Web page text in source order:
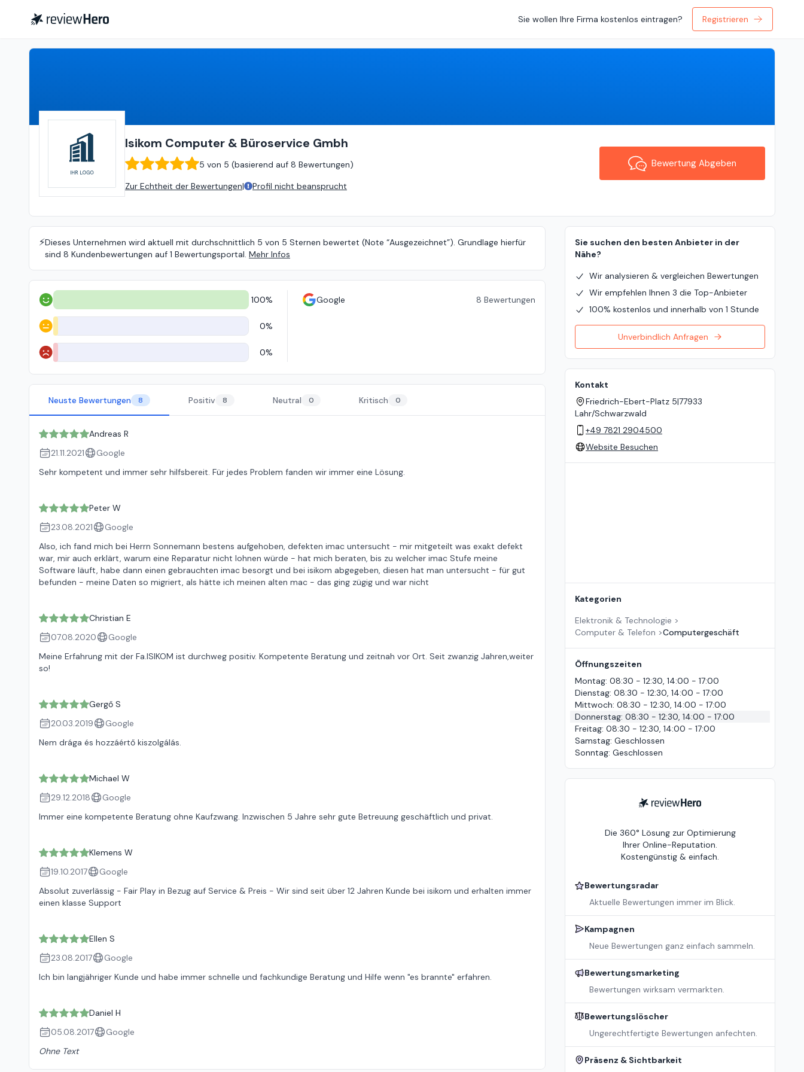
Sie wollen Ihre Firma kostenlos eintragen? Registrieren
Isikom Computer & Büroservice Gmbh
5 von 5 (basierend auf 8 Bewertungen)
Zur Echtheit der Bewertungen| Profil nicht beansprucht
Bewertung Abgeben
⚡️Dieses Unternehmen wird aktuell mit durchschnittlich 5 von 5 Sternen bewertet (Note “Ausgezeichnet”). Grundlage hierfür
sind 8 Kundenbewertungen auf 1 Bewertungsportal. Mehr Infos
Positiv 100%
Neutral 0%
Negativ 0%
Google 8 Bewertungen
Neuste Bewertungen 8 Positiv 8 Neutral 0 Kritisch 0
Andreas R
21.11.2021
Google
Sehr kompetent und immer sehr hilfsbereit. Für jedes Problem fanden wir immer eine Lösung.
Peter W
23.08.2021
Google
Also, ich fand mich bei Herrn Sonnemann bestens aufgehoben, defekten imac untersucht - mir mitgeteilt was exakt defekt
war, mir auch erklärt, warum eine Reparatur nicht lohnen würde - hat mich beraten, bis zu welcher imac Stufe meine
Software läuft, habe dann einen gebrauchten imac besorgt und bei isikom abgegeben, diesen hat man untersucht - für gut
befunden - meine Daten so migriert, als hätte ich meinen alten mac - das ging zügig und war nicht
Christian E
07.08.2020
Google
Meine Erfahrung mit der Fa.ISIKOM ist durchweg positiv. Kompetente Beratung und zeitnah vor Ort. Seit zwanzig Jahren,weiter
so!
Gergő S
20.03.2019
Google
Nem drága és hozzáértő kiszolgálás.
Michael W
29.12.2018
Google
Immer eine kompetente Beratung ohne Kaufzwang. Inzwischen 5 Jahre sehr gute Betreuung geschäftlich und privat.
Klemens W
19.10.2017
Google
Absolut zuverlässig - Fair Play in Bezug auf Service & Preis - Wir sind seit über 12 Jahren Kunde bei isikom und erhalten immer
einen klasse Support
Ellen S
23.08.2017
Google
Ich bin langjähriger Kunde und habe immer schnelle und fachkundige Beratung und Hilfe wenn "es brannte" erfahren.
Daniel H
05.08.2017
Google
Ohne Text
Sie suchen den besten Anbieter in der
Nähe?
Wir analysieren & vergleichen Bewertungen
Wir empfehlen Ihnen 3 die Top-Anbieter
100% kostenlos und innerhalb von 1 Stunde
Unverbindlich Anfragen
Kontakt
Friedrich-Ebert-Platz 5|77933
Lahr/Schwarzwald
+49 7821 2904500
Website Besuchen
Kategorien
Elektronik & Technologie >
Computer & Telefon >Computergeschäft
Öffnungszeiten
Montag: 08:30 - 12:30, 14:00 - 17:00
Dienstag: 08:30 - 12:30, 14:00 - 17:00
Mittwoch: 08:30 - 12:30, 14:00 - 17:00
Donnerstag: 08:30 - 12:30, 14:00 - 17:00
Freitag: 08:30 - 12:30, 14:00 - 17:00
Samstag: Geschlossen
Sonntag: Geschlossen
ReviewHero
Die 360° Lösung zur Optimierung
Ihrer Online-Reputation.
Kostengünstig & einfach.
Bewertungsradar
Aktuelle Bewertungen immer im Blick.
Kampagnen
Neue Bewertungen ganz einfach sammeln.
Bewertungsmarketing
Bewertungen wirksam vermarkten.
Bewertungslöscher
Ungerechtfertigte Bewertungen anfechten.
Präsenz & Sichtbarkeit